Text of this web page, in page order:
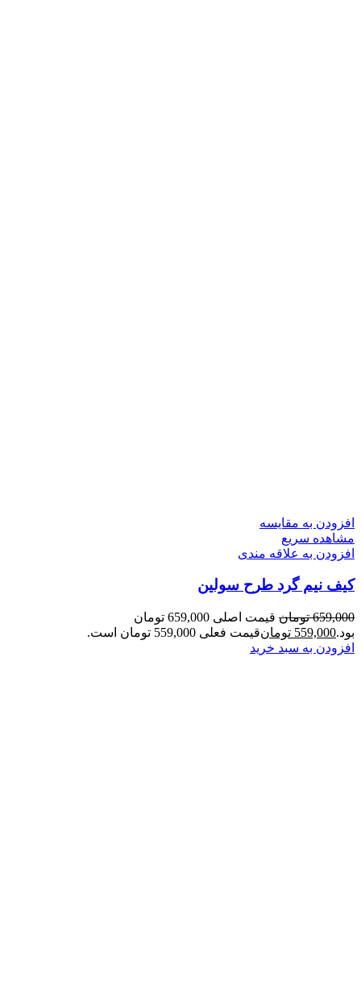
افزودن به مقایسه
مشاهده سریع
افزودن به علاقه مندی
کیف نیم گرد طرح سولین
659,000 تومان
قیمت اصلی 659,000 تومان
بود.559,000 تومانقیمت فعلی 559,000 تومان است.
افزودن به سبد خرید